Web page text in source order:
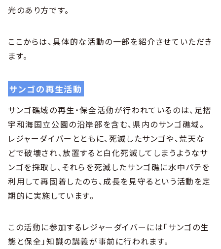
光のあり方です。
ここからは、具体的な活動の一部を紹介させていただき
ます。
サンゴの再生活動
サンゴ礁域の再生・保全活動が行われているのは、足摺
宇和海国立公園の沿岸部を含む、県内のサンゴ礁域。
レジャーダイバーとともに、死滅したサンゴや、荒天な
どで破壊され、放置すると白化死滅してしまうようなサ
ンゴを採取し、それらを死滅したサンゴ礁に水中パテを
利用して再固着したのち、成長を見守るという活動を定
期的に実施しています。
この活動に参加するレジャーダイバーには「サンゴの生
態と保全」知識の講義が事前に行われます。